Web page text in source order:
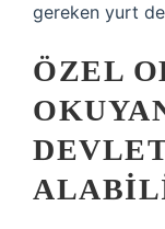
gereken yurt
ÖZEL